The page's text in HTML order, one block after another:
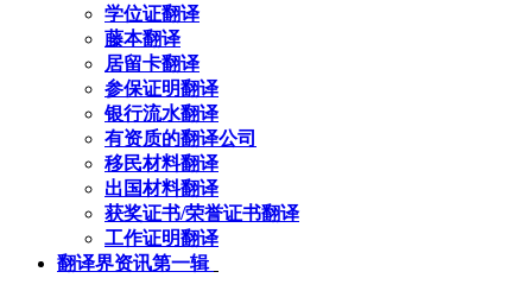
学位证翻译
藤本翻译
居留卡翻译
参保证明翻译
银行流水翻译
有资质的翻译公司
移民材料翻译
出国材料翻译
获奖证书/荣誉证书翻译
工作证明翻译
翻译界资讯第一辑